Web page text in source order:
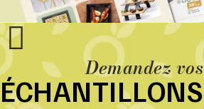
Demandez vos
ÉCHANTILLONS